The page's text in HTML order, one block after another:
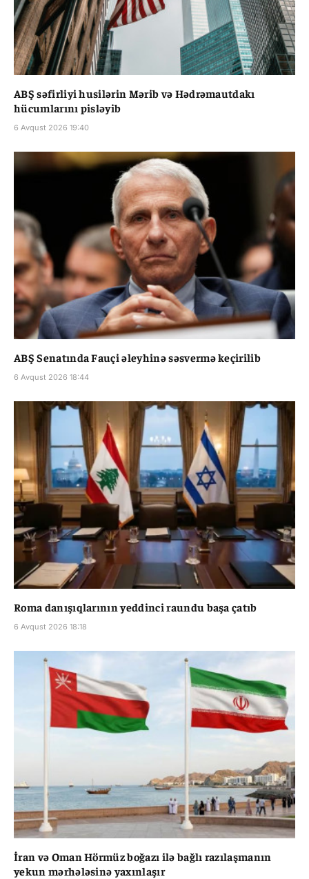
ABŞ səfirliyi husilərin Mərib və Hədrəmautdakı
hücumlarını pisləyib
6 Avqust 2026 19:40
ABŞ Senatında Fauçi əleyhinə səsvermə keçirilib
6 Avqust 2026 18:44
Roma danışıqlarının yeddinci raundu başa çatıb
6 Avqust 2026 18:18
İran və Oman Hörmüz boğazı ilə bağlı razılaşmanın
yekun mərhələsinə yaxınlaşır